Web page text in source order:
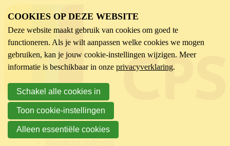
Sector
Kinderopvang
Basisonderwijs
COOKIES OP DEZE WEBSITE
Deze website maakt gebruik van cookies om goed te
functioneren. Als je wilt aanpassen welke cookies we mogen
gebruiken, kan je jouw cookie-instellingen wijzigen. Meer
informatie is beschikbaar in onze privacyverklaring.
Schakel alle cookies in
Toon cookie-instellingen
Alleen essentiële cookies